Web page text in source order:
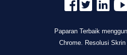
Paparan Terbaik
Chrome. Resolusi